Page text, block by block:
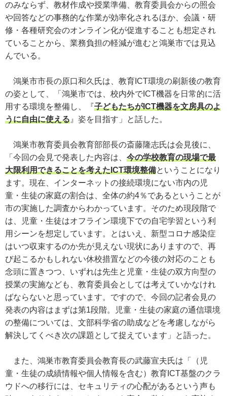
のみならず、教材作成や授業準備、教育委員会からの照会
や回答などの事務的な作業が効率化されるほか、会議・研
修・各種研究会のオンライン化が促進することも想定され
ていることから、業務負担の軽減が進むと鴻巣市では見込
んでいる。
鴻巣市市長の原口和久氏は、教育ICT環境の刷新後の教育
の姿として、「鴻巣市では、校内外でICT機器を日常的に活
用する環境を整備し、『子どもたちがICT機器を文房具のよ
うに自由に使える 』姿を目指す」と話した。
鴻巣市教育委員会教育部部長の斎藤隆志氏は会見後に、
「今回の会見で発表した内容は、 今の学校教育の現場で最
大限利用できることを考えたICT環境整備ということになり
ます。現在、インターネットの接続環境にない市内の児
童・生徒の家庭の割合は、全体の約4％であるということが
市の実施した調査からわかっています。そのため現段階で
は、児童・生徒はオフライン環境下での自宅学習という利
用シーンを想定しています。とはいえ、新型コロナ感染症
はいつ収束するのか先が見えない現状にありますので、再
び起こるかもしれない休校措置などの今後の対応のことも
念頭に置きつつ、いずれは先生と児童・生徒の双方向型の
授業の実施なども、教育委員会としては考えていかなけれ
ばならないと思っています。ですので、今回の記者会見の
発表の内容はまずは第1段階。児童・生徒の家庭の通信環境
の整備については、文部科学省の助成などを考慮しながら
解決してくべき次の課題として捉えています」と語った。
また、鴻巣市教育委員会教育長の武藤宣夫氏は「（児
童・生徒の成績情報や個人情報を含む）教育ICT基盤のクラ
ウドへの移行には、セキュリティの心配があるという声も